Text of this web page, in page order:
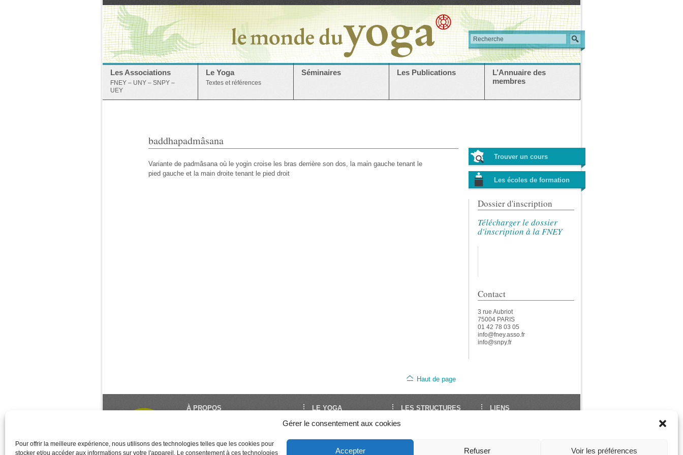
Gérer le consentement aux cookies
Pour offrir la meilleure expérience, nous utilisons des technologies telles que les cookies pour
stocker et/ou accéder aux informations sur votre l'appareil. Le consentement à ces technologies
Accepter Refuser Voir les préférences
Les Associations
FNEY – UNY – SNPY –
UEY
Le Yoga
Textes et références
Séminaires Les Publications
L’Annuaire des
membres
baddhapadmâsana
Variante de padmâsana où le yogin croise les bras derrière son dos, la main gauche tenant le
pied gauche et la main droite tenant le pied droit
Trouver un cours
Les écoles de formation
Dossier d'inscription
Télécharger le dossier
d'inscription à la FNEY
Contact
3 rue Aubriot
75004 PARIS
01 42 78 03 05
info@fney.asso.fr
info@snpy.fr
Haut de page
À PROPOS
créé et géré par la FNEY et l’UNY,
des associations de dimension
LE YOGA
Découvrir le Yoga
Enseigner le Yoga
LES STRUCTURES
Syndicat National des
LIENS
Les Assises de La FNEY